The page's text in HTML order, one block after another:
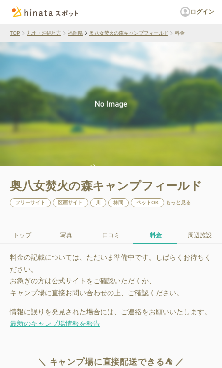
ログイン
TOP 九州・沖縄地方 福岡県 奥八女焚火の森キャンプフィールド 料金
奥八女焚火の森キャンプフィールド
フリーサイト 区画サイト 林間 ペットOK もっと見る
トップ 写真 口コミ 料金 周辺施設
料金の記載については、ただいま準備中です。しばらくお待ちく
ださい。
お急ぎの方は公式サイトをご確認いただくか、
キャンプ場に直接お問い合わせの上、ご確認ください。
情報に誤りを発見された場合には、ご連絡をお願いいたします。
最新のキャンプ場情報を報告
＼ キャンプ場に直接配送できる⛺ ／